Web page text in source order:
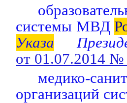
системы МВД
Указа
от 01.07.2014 №
медико-
организаций